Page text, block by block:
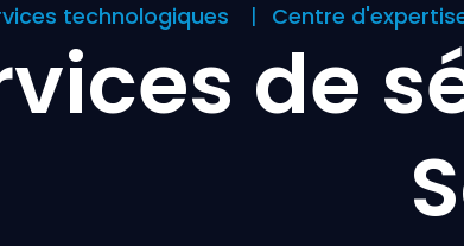
technologiques Centre
de